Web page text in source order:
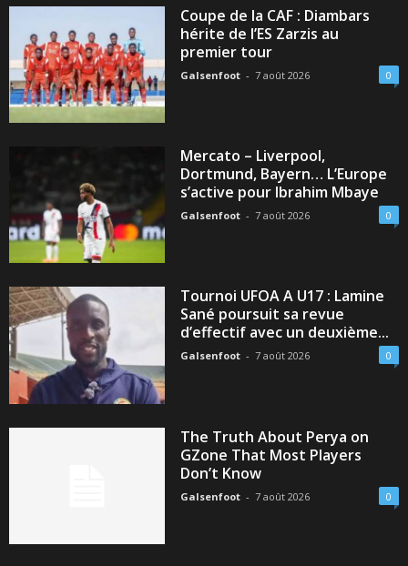
Coupe de la CAF : Diambars
hérite de l’ES Zarzis au
premier tour
Galsenfoot - 7 août 2026 0
Mercato – Liverpool,
Dortmund, Bayern… L’Europe
s’active pour Ibrahim Mbaye
Galsenfoot - 7 août 2026 0
Tournoi UFOA A U17 : Lamine
Sané poursuit sa revue
d’effectif avec un deuxième...
Galsenfoot - 7 août 2026 0
The Truth About Perya on
GZone That Most Players
Don’t Know
Galsenfoot - 7 août 2026 0